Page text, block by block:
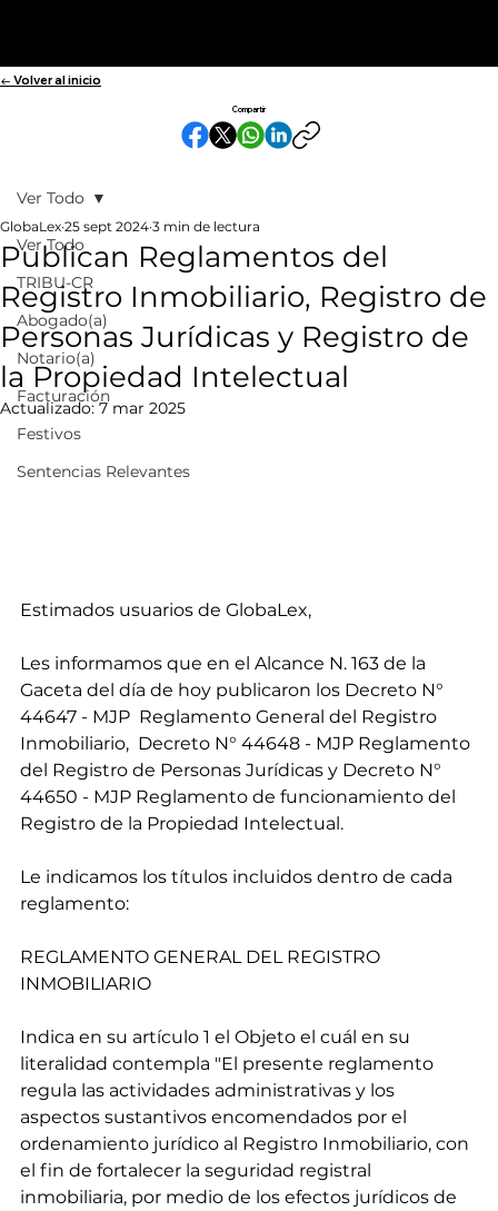
Ver Todo
TRIBU-CR
Abogado(a)
Notario(a)
Facturación
Festivos
Sentencias Relevantes
Ver Todo
Publican Reglamentos del
Registro Inmobiliario, Registro de
Personas Jurídicas y Registro de
la Propiedad Intelectual
GlobaLex 25 sept 2024 3 min de lectura
Actualizado:7 mar 2025
Estimados usuarios de GlobaLex,
Les informamos que en el Alcance N. 163 de la
Gaceta del día de hoy publicaron los Decreto N°
44647 - MJP  Reglamento General del Registro
Inmobiliario,  Decreto N° 44648 - MJP Reglamento
del Registro de Personas Jurídicas y Decreto N°
44650 - MJP Reglamento de funcionamiento del
Registro de la Propiedad Intelectual.
Le indicamos los títulos incluidos dentro de cada
reglamento:
REGLAMENTO GENERAL DEL REGISTRO
INMOBILIARIO
Indica en su artículo 1 el Objeto el cuál en su
literalidad contempla "El presente reglamento
regula las actividades administrativas y los
aspectos sustantivos encomendados por el
ordenamiento jurídico al Registro Inmobiliario, con
el fin de fortalecer la seguridad registral
inmobiliaria, por medio de los efectos jurídicos de
← Volver al inicio
Compartir